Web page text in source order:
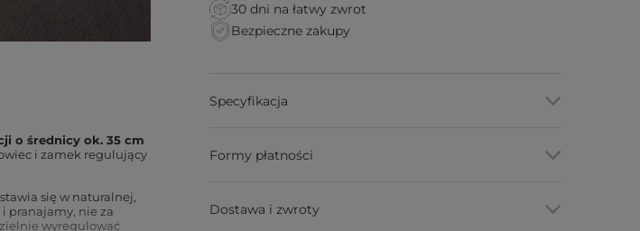
30 dni na łatwy zwrot
Bezpieczne zakupy
o średnicy ok. 35 cm
i zamek regulujący
się w naturalnej,
pranajamy, nie za
wyregulować
Specyfikacja
Formy płatności
Dostawa i zwroty